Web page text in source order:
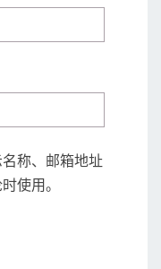
称、邮箱地址
使用。